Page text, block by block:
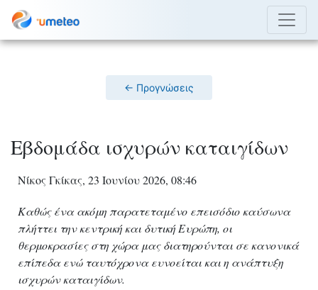
← Προγνώσεις
Εβδομάδα ισχυρών καταιγίδων
Νίκος Γκίκας, 23 Ιουνίου 2026, 08:46
Καθώς ένα ακόμη παρατεταμένο επεισόδιο καύσωνα
πλήττει την κεντρική και δυτική Ευρώπη, οι
θερμοκρασίες στη χώρα μας διατηρούνται σε κανονικά
επίπεδα ενώ ταυτόχρονα ευνοείται και η ανάπτυξη
ισχυρών καταιγίδων.